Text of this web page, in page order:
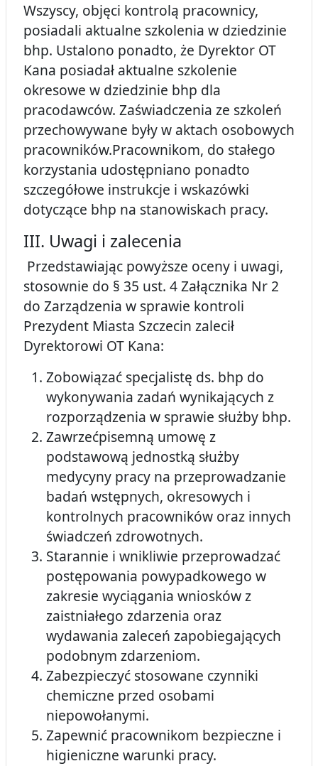
Wszyscy, objęci kontrolą pracownicy,
posiadali aktualne szkolenia w dziedzinie
bhp. Ustalono ponadto, że Dyrektor OT
Kana posiadał aktualne szkolenie
okresowe w dziedzinie bhp dla
pracodawców. Zaświadczenia ze szkoleń
przechowywane były w aktach osobowych
pracowników.Pracownikom, do stałego
korzystania udostępniano ponadto
szczegółowe instrukcje i wskazówki
dotyczące bhp na stanowiskach pracy.
III. Uwagi i zalecenia
Przedstawiając powyższe oceny i uwagi,
stosownie do § 35 ust. 4 Załącznika Nr 2
do Zarządzenia w sprawie kontroli
Prezydent Miasta Szczecin zalecił
Dyrektorowi OT Kana:
Zobowiązać specjalistę ds. bhp do
wykonywania zadań wynikających z
rozporządzenia w sprawie służby bhp.
Zawrzećpisemną umowę z
podstawową jednostką służby
medycyny pracy na przeprowadzanie
badań wstępnych, okresowych i
kontrolnych pracowników oraz innych
świadczeń zdrowotnych.
Starannie i wnikliwie przeprowadzać
postępowania powypadkowego w
zakresie wyciągania wniosków z
zaistniałego zdarzenia oraz
wydawania zaleceń zapobiegających
podobnym zdarzeniom.
Zabezpieczyć stosowane czynniki
chemiczne przed osobami
niepowołanymi.
Zapewnić pracownikom bezpieczne i
higieniczne warunki pracy.